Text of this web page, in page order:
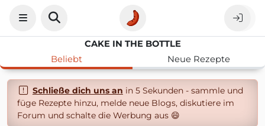
CAKE IN THE BOTTLE
Beliebt
Neue Rezepte
Schließe dich uns an in 5 Sekunden - sammle und
füge Rezepte hinzu, melde neue Blogs, diskutiere im
Forum und schalte die Werbung aus 😄